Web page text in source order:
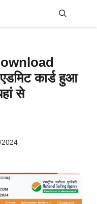
कार्ड हुआ
से
2024